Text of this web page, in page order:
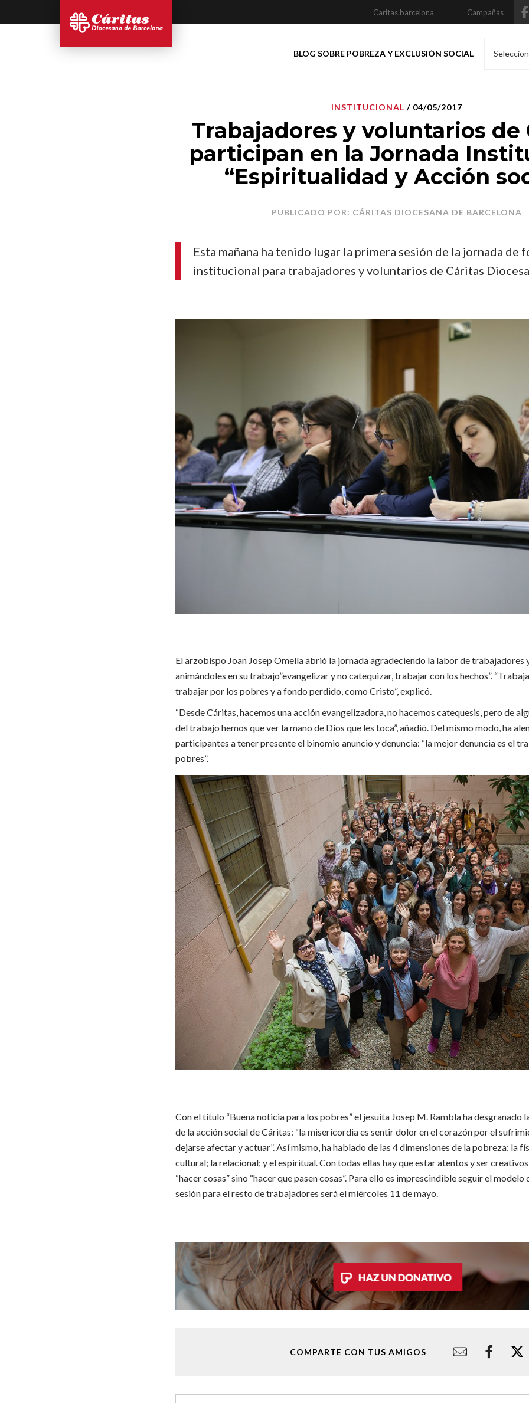
Caritas.barcelona Campañas
BLOG SOBRE POBREZA Y EXCLUSIÓN SOCIAL
INSTITUCIONAL / 04/05/2017
Trabajadores y voluntarios de
participan en la Jornada
“Espiritualidad y Acción
PUBLICADO POR: CÁRITAS DIOCESANA DE BARCELONA
Esta mañana ha tenido lugar la primera sesión de la jornada de
institucional para trabajadores y voluntarios de Cáritas
El arzobispo Joan Josep Omella abrió la jornada agradeciendo la labor de trabajadores
animándoles en su trabajo”evangelizar y no catequizar, trabajar con los hechos”.
trabajar por los pobres y a fondo perdido, como Cristo”, explicó.
“Desde Cáritas, hacemos una acción evangelizadora, no hacemos catequesis, pero de
del trabajo hemos que ver la mano de Dios que les toca”, añadió. Del mismo modo, ha
participantes a tener presente el binomio anuncio y denuncia: “la mejor denuncia es el
pobres”.
Con el título “Buena noticia para los pobres” el jesuita Josep M. Rambla ha desgranado
de la acción social de Cáritas: “la misericordia es sentir dolor en el corazón por el
dejarse afectar y actuar”. Así mismo, ha hablado de las 4 dimensiones de la pobreza: la
cultural; la relacional; y el espiritual. Con todas ellas hay que estar atentos y ser
“hacer cosas” sino “hacer que pasen cosas”. Para ello es imprescindible seguir el modelo
sesión para el resto de trabajadores será el miércoles 11 de mayo.
COMPARTE CON TUS AMIGOS